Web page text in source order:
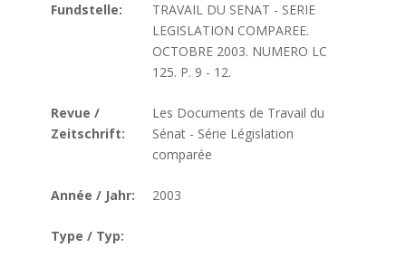
Fundstelle:
TRAVAIL DU SENAT - SERIE
LEGISLATION COMPAREE.
OCTOBRE 2003. NUMERO LC
125. P. 9 - 12.
Revue /
Zeitschrift:
Les Documents de Travail du
Sénat - Série Législation
comparée
Année / Jahr: 2003
Type / Typ: